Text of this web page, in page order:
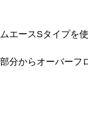
エースSタイプを
分からオーバー